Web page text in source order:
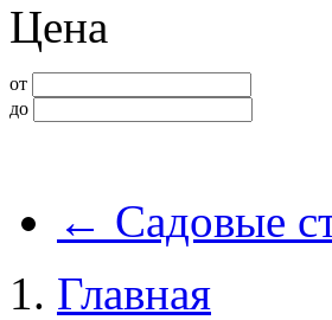
Цена
от
до
← Садовые
Главная